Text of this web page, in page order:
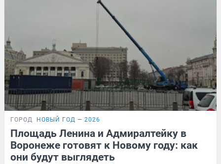
ГОРОД НОВЫЙ ГОД — 2026
Площадь Ленина и Адмиралтейку в
Воронеже готовят к Новому году: как
они будут выглядеть